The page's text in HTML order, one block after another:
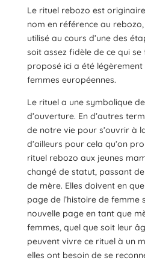
Le rituel rebozo est
nom en référence au
utilisé au cours d’une des
soit assez fidèle de ce qui se
proposé ici a été
femmes européennes.
Le rituel a une symbolique
d’ouverture. En d’autres
de notre vie pour s’ouvrir à
d’ailleurs pour cela qu’on
rituel rebozo aux jeunes
changé de statut, passant
de mère. Elles doivent en
page de l’histoire de femme
nouvelle page en tant que
femmes, quel que soit leur
peuvent vivre ce rituel à un
elles ont besoin de se